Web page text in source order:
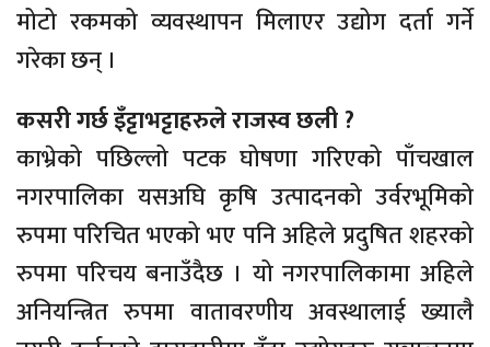
मोटो रकमको व्यवस्थापन मिलाएर उद्योग दर्ता गर्ने
गरेका छन् ।
कसरी गर्छ इँट्टाभट्टाहरुले राजस्व छली ?
काभ्रेको पछिल्लो पटक घोषणा गरिएको पाँचखाल
नगरपालिका यसअघि कृषि उत्पादनको उर्वरभूमिको
रुपमा परिचित भएको भए पनि अहिले प्रदुषित शहरको
रुपमा परिचय बनाउँदैछ । यो नगरपालिकामा अहिले
अनियन्त्रित रुपमा वातावरणीय अवस्थालाई ख्यालै